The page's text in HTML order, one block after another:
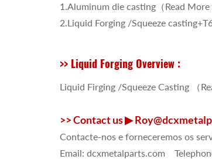
1.Aluminum die casting（Read More
2.Liquid Forging /Squeeze
>> Liquid Forging Overview :
Liquid Firging /Squeeze Casting （
>> Contact us ▶
Contacte-nos e forneceremos os
Email: dcxmetalparts.com